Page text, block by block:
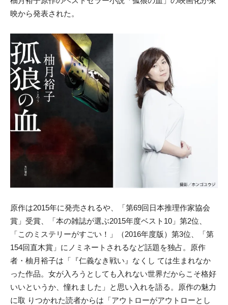
映から発表された。
原作は2015年に発売されるや、「第69回日本推理作家協会
賞」受賞、「本の雑誌が選ぶ2015年度ベスト10」第2位、
「このミステリーがすごい！」（2016年度版）第3位、「第
154回直木賞」にノミネートされるなど話題を独占。原作
者・柚月裕子は「『仁義なき戦い』なくし ては生まれなか
った作品。女が入ろうとしても入れない世界だからこそ格好
いいというか、憧れました」と思い入れを語る。原作の魅力
に取 りつかれた読者からは「アウトローがアウトローとし